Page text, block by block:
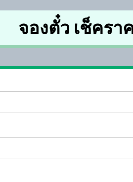
จองตั๋ว เช็ครา